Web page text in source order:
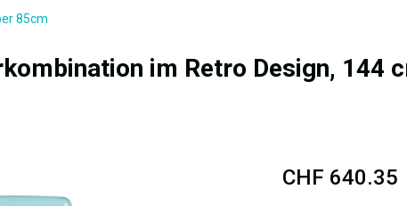
85cm
im Retro Design, 144
CHF 640.35